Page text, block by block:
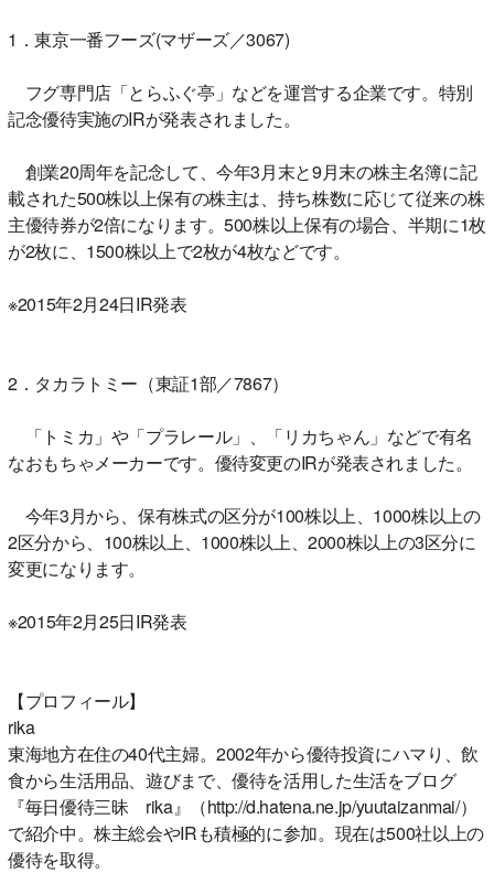
1．東京一番フーズ(マザーズ／3067)
フグ専門店「とらふぐ亭」などを運営する企業です。特別
記念優待実施のIRが発表されました。
創業20周年を記念して、今年3月末と9月末の株主名簿に記
載された500株以上保有の株主は、持ち株数に応じて従来の株
主優待券が2倍になります。500株以上保有の場合、半期に1枚
が2枚に、1500株以上で2枚が4枚などです。
※2015年2月24日IR発表
2．タカラトミー（東証1部／7867）
「トミカ」や「プラレール」、「リカちゃん」などで有名
なおもちゃメーカーです。優待変更のIRが発表されました。
今年3月から、保有株式の区分が100株以上、1000株以上の
2区分から、100株以上、1000株以上、2000株以上の3区分に
変更になります。
※2015年2月25日IR発表
【プロフィール】
rika
東海地方在住の40代主婦。2002年から優待投資にハマり、飲
食から生活用品、遊びまで、優待を活用した生活をブログ
『毎日優待三昧 rika』（http://d.hatena.ne.jp/yuutaizanmai/）
で紹介中。株主総会やIRも積極的に参加。現在は500社以上の
優待を取得。